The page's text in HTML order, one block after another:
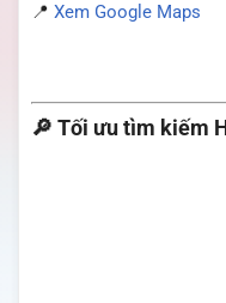
📍 Xem Google Maps
🔎 Tối ưu tìm kiếm